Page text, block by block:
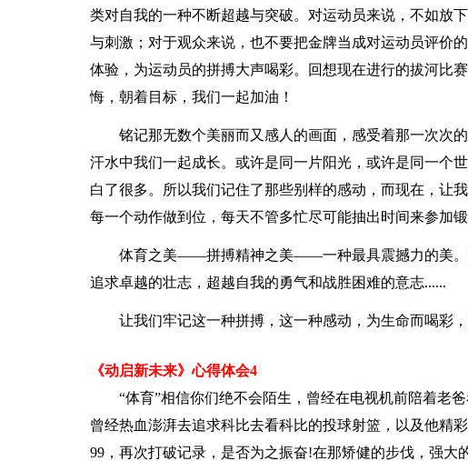
类对自我的一种不断超越与突破。对运动员来说，不如放
与刺激；对于观众来说，也不要把金牌当成对运动员评价
体验，为运动员的拼搏大声喝彩。回想现在进行的拔河比
悔，朝着目标，我们一起加油！
铭记那无数个美丽而又感人的画面，感受着那一次次
汗水中我们一起成长。或许是同一片阳光，或许是同一个
白了很多。所以我们记住了那些别样的感动，而现在，让
每一个动作做到位，每天不管多忙尽可能抽出时间来参加
体育之美——拼搏精神之美——一种最具震撼力的美。
追求卓越的壮志，超越自我的勇气和战胜困难的意志......
让我们牢记这一种拼搏，这一种感动，为生命而喝彩，
《动启新未来》心得体会4
“体育”相信你们绝不会陌生，曾经在电视机前陪着老
曾经热血澎湃去追求科比去看科比的投球射篮，以及他精
99，再次打破记录，是否为之振奋!在那矫健的步伐，强